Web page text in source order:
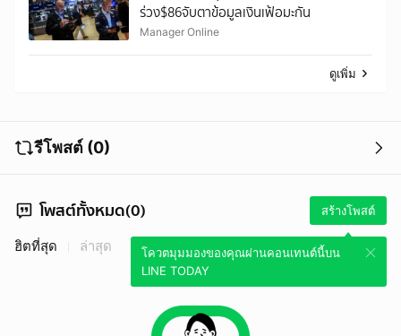
ร่วง$86จับตาข้อมูลเงินเฟ้อมะกัน
Manager Online
ดูเพิ่ม
รีโพสต์ (0)
โพสต์ทั้งหมด(0) สร้างโพสต์
โควตมุมมองของคุณผ่านคอนเทนต์นี้บน
LINE TODAY
ฮิตที่สุด ล่าสุด